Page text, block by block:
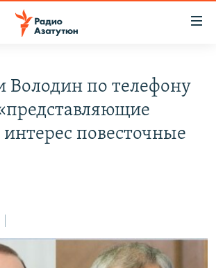
Володин по телефону
повесточные